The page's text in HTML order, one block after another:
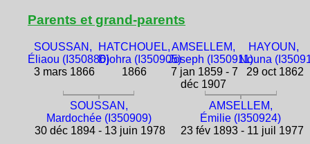
Parents et grand-parents
SOUSSAN,
Éliaou (I350886)
3 mars 1866
HATCHOUEL,
Djohra (I350905)
1866
AMSELLEM,
Joseph (I350911)
7 jan 1859 - 7
déc 1907
HAYOUN,
Nouna
29 oct 1862
SOUSSAN,
Mardochée (I350909)
30 déc 1894 - 13 juin 1978
AMSELLEM,
Émilie (I350924)
23 fév 1893 - 11 juil 1977